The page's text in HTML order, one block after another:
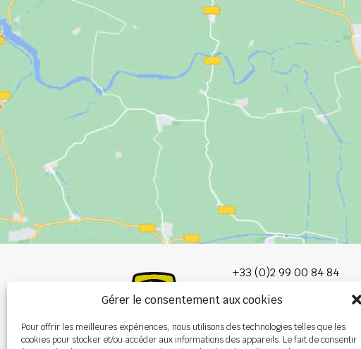
Gérer le consentement aux cookies
Pour offrir les meilleures expériences, nous utilisons des technologies telles que les
cookies pour stocker et/ou accéder aux informations des appareils. Le fait de consentir
+33 (0)2 99 00 84 84
info@burel-group.com
Les Portes de Bretagne